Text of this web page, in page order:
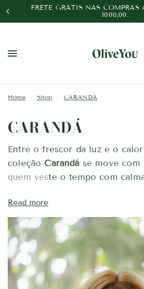
FRETE GRÁTIS NAS COMPRAS
1000,00.
Home / Shop / CARANDÁ
CARANDÁ
Entre o frescor da luz e o
coleçãoCarandá se move com
quem veste o tempo com
Inspirada pela beleza do que
Carandáé um convite para
sol, alma e paisagem. Peças
suas jornadas com liberdade,
tropical, um olhar que ilumina
o cotidiano em movimento.
Read more